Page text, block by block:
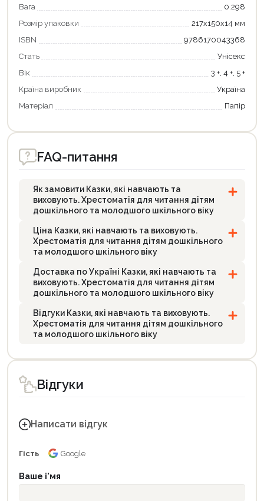
Вага
0.298
Розмір упаковки
217x150x14 мм
ISBN
9786170043368
Стать
Унісекс
Вік
3 +, 4 +, 5 +
Країна виробник
Україна
Матеріал
Папір
FAQ-питання
Як замовити Казки, які навчають та
виховують. Хрестоматія для читання дітям
дошкільного та молодшого шкільного віку
Ціна Казки, які навчають та виховують.
Хрестоматія для читання дітям дошкільного
та молодшого шкільного віку
Доставка по Україні Казки, які навчають та
виховують. Хрестоматія для читання дітям
дошкільного та молодшого шкільного віку
Відгуки Казки, які навчають та виховують.
Хрестоматія для читання дітям дошкільного
та молодшого шкільного віку
Відгуки
Написати відгук
Гість Google
Ваше і'мя